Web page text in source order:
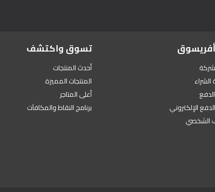
الإلكتروني
الشخصي
تسوق واكتشف
أحدث المنتجات
المنتجات المميزة
أعلى المتاجر
برنامج النقاط والمكافآت